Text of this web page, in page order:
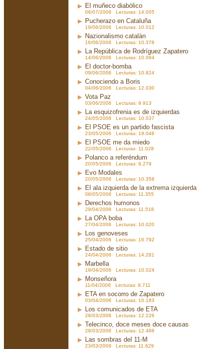
El muñeco diabólico
06/07/2006 Lecturas: 14.005
Pucherazo en Cataluña
19/06/2006 Lecturas: 10.012
Nazionalismo catalán
16/06/2006 Lecturas: 10.378
La República de Rodríguez Zapatero
14/06/2006 Lecturas: 10.094
El doctor-bomba
09/06/2006 Lecturas: 10.824
Conociendo a Boris
04/06/2006 Lecturas: 12.030
Vota Paz
03/06/2006 Lecturas: 9.913
La esquizofrenia es de izquierdas
24/05/2006 Lecturas: 10.037
El PSOE es un partido fascista
23/05/2006 Lecturas: 19.046
El PSOE me da miedo
22/05/2006 Lecturas: 11.028
Polanco a referéndum
20/05/2006 Lecturas: 9.279
Evo Modales
20/05/2006 Lecturas: 10.358
El ala izquierda de la extrema izquierda
08/05/2006 Lecturas: 11.355
Derechos humonos
29/04/2006 Lecturas: 11.518
La OPA boba
27/04/2006 Lecturas: 10.020
Los genoveses
25/04/2006 Lecturas: 16.792
Estado de sitio
24/04/2006 Lecturas: 14.281
Marbella
19/04/2006 Lecturas: 10.024
Monseñora
11/04/2006 Lecturas: 9.711
ETA en socorro de Zapatero
03/04/2006 Lecturas: 10.183
Los comunicados de ETA
28/03/2006 Lecturas: 12.226
Telecinco, doce meses doce causas
28/03/2006 Lecturas: 12.488
Las sombras del 11-M
23/03/2006 Lecturas: 11.629